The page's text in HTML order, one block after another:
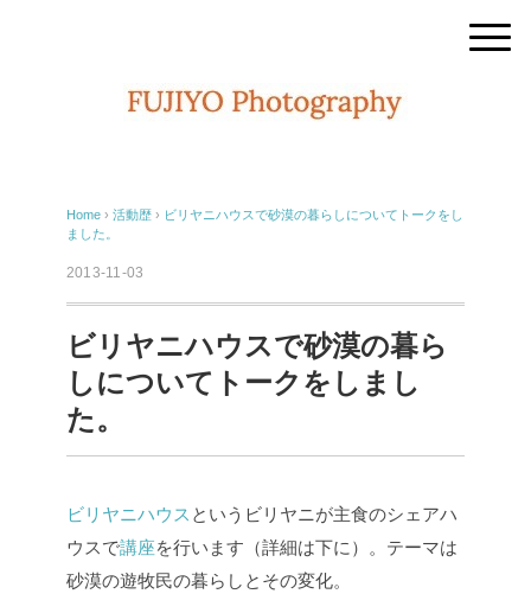
Home › 活動歴 › ビリヤニハウスで砂漠の暮らしについてトークをし
ました。
2013-11-03
ビリヤニハウスで砂漠の暮ら
しについてトークをしまし
た。
ビリヤニハウス というビリヤニが主食のシェアハ
ウスで講座を行います（詳細は下に）。テーマは
砂漠の遊牧民の暮らしとその変化。